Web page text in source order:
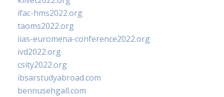
ifac-hms2022.org
taoms2022.org
iias-euromena-conference2022.org
ivd2022.org
csity2022.org
ibsarstudyabroad.com
bennusehgall.com